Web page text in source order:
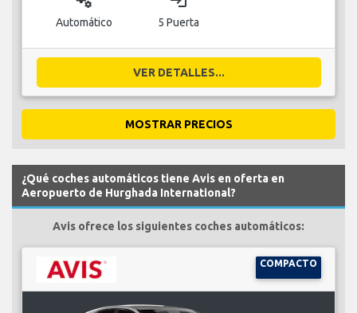
Automático 5 Puerta
VER DETALLES...
MOSTRAR PRECIOS
¿Qué coches automáticos tiene Avis en oferta en
Aeropuerto de Hurghada International?
Avis ofrece los siguientes coches automáticos:
COMPACTO